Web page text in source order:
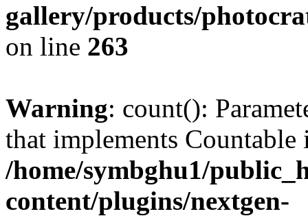
gallery/products/
on line 263
Warning: count():
that implements Countable
/home/symbghu1/
content/plugins/nextgen-